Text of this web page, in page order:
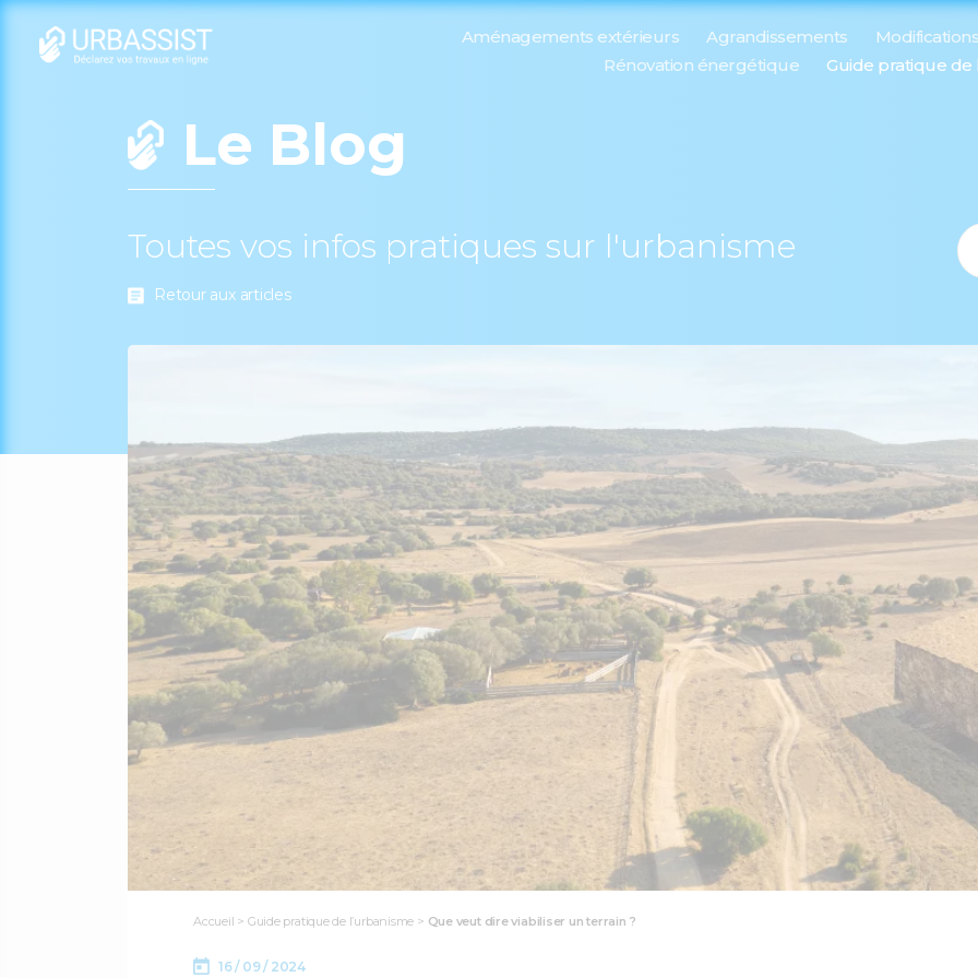
Aménagements extérieurs Agrandissements
Rénovation énergétique
Guide pratique de
Le Blog
Toutes vos infos pratiques sur l'urbanisme
Retour aux articles
Accueil > Guide pratique de l’urbanisme > Que veut dire viabiliser un terrain ?
16 / 09 / 2024